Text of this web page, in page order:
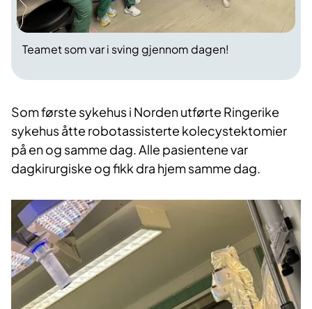
Teamet som var i sving gjennom dagen!
​Som første sykehus i Norden utførte Ringerike
sykehus åtte robotassisterte kolecystektomier
på en og samme dag. Alle pasientene var
dagkirurgiske og fikk dra hjem samme dag.